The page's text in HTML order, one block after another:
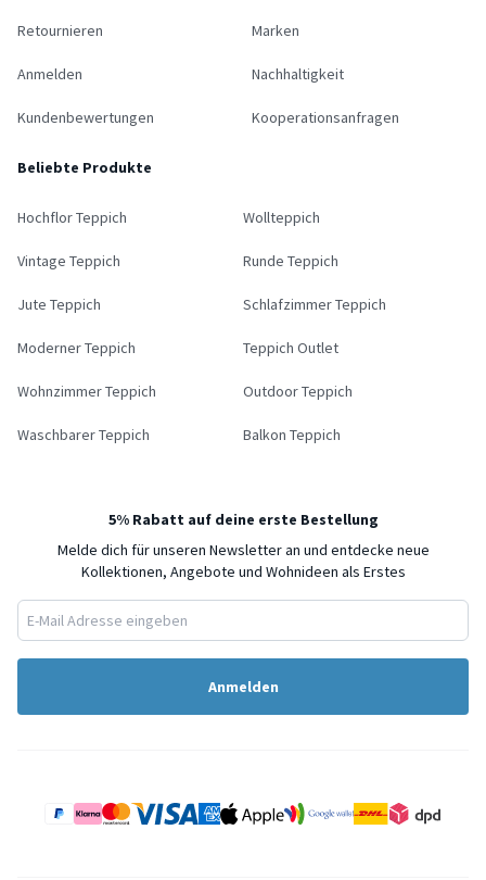
Retournieren
Anmelden
Kundenbewertungen
Marken
Nachhaltigkeit
Kooperationsanfragen
Beliebte Produkte
Hochflor Teppich Wollteppich
Vintage Teppich Runde Teppich
Jute Teppich Schlafzimmer Teppich
Moderner Teppich Teppich Outlet
Wohnzimmer Teppich Outdoor Teppich
Waschbarer Teppich Balkon Teppich
5% Rabatt auf deine erste Bestellung
Melde dich für unseren Newsletter an und entdecke neue
Kollektionen, Angebote und Wohnideen als Erstes
Anmelden